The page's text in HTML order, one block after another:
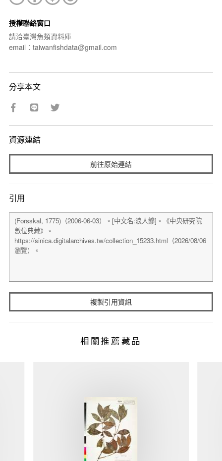
授權聯絡窗口
請洽臺灣魚類資料庫
email：taiwanfishdata@gmail.com
分享本文
資源連結
前往原始連結
引用
複製引用資訊
相關推薦藏品